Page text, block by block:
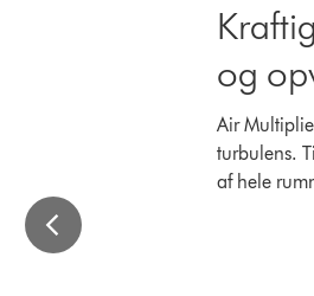
og
Air
turbulens.
af hele